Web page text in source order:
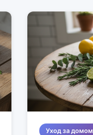
Уход за домом